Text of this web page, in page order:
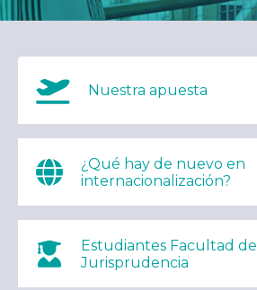
Nuestra apuesta
¿Qué hay de nuevo en
internacionalización?
Estudiantes Facultad de
Jurisprudencia